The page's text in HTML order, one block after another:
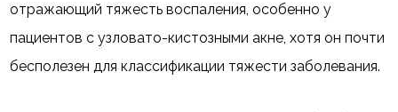
отражающий тяжесть воспаления, особенно у
пациентов с узловато-кистозными акне, хотя он почти
бесполезен для классификации тяжести заболевания.